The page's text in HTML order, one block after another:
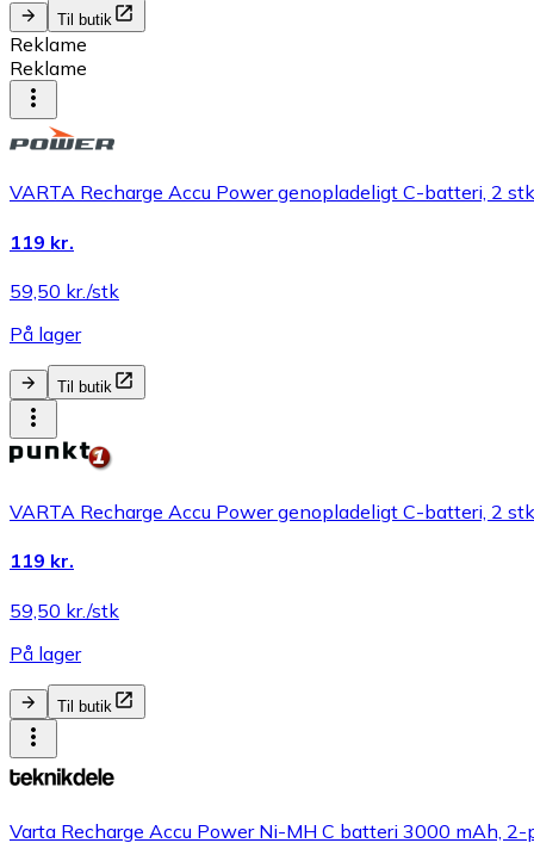
Til butik
Reklame
Reklame
VARTA Recharge Accu Power genopladeligt C-batteri, 2 stk
119 kr.
59,50 kr./stk
På lager
Til butik
VARTA Recharge Accu Power genopladeligt C-batteri, 2 stk
119 kr.
59,50 kr./stk
På lager
Til butik
Varta Recharge Accu Power Ni-MH C batteri 3000 mAh, 2-